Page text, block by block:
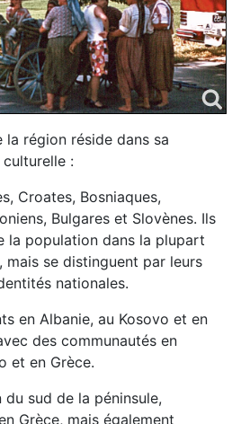
la région réside dans sa
:
Croates, Bosniaques,
Bulgares et Slovènes. Ils
la population dans la plupart
mais se distinguent par leurs
nationales.
en Albanie, au Kosovo et en
des communautés en
et en Grèce.
du sud de la péninsule,
Grèce, mais également